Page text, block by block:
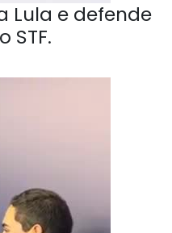
Lula e defende
STF.